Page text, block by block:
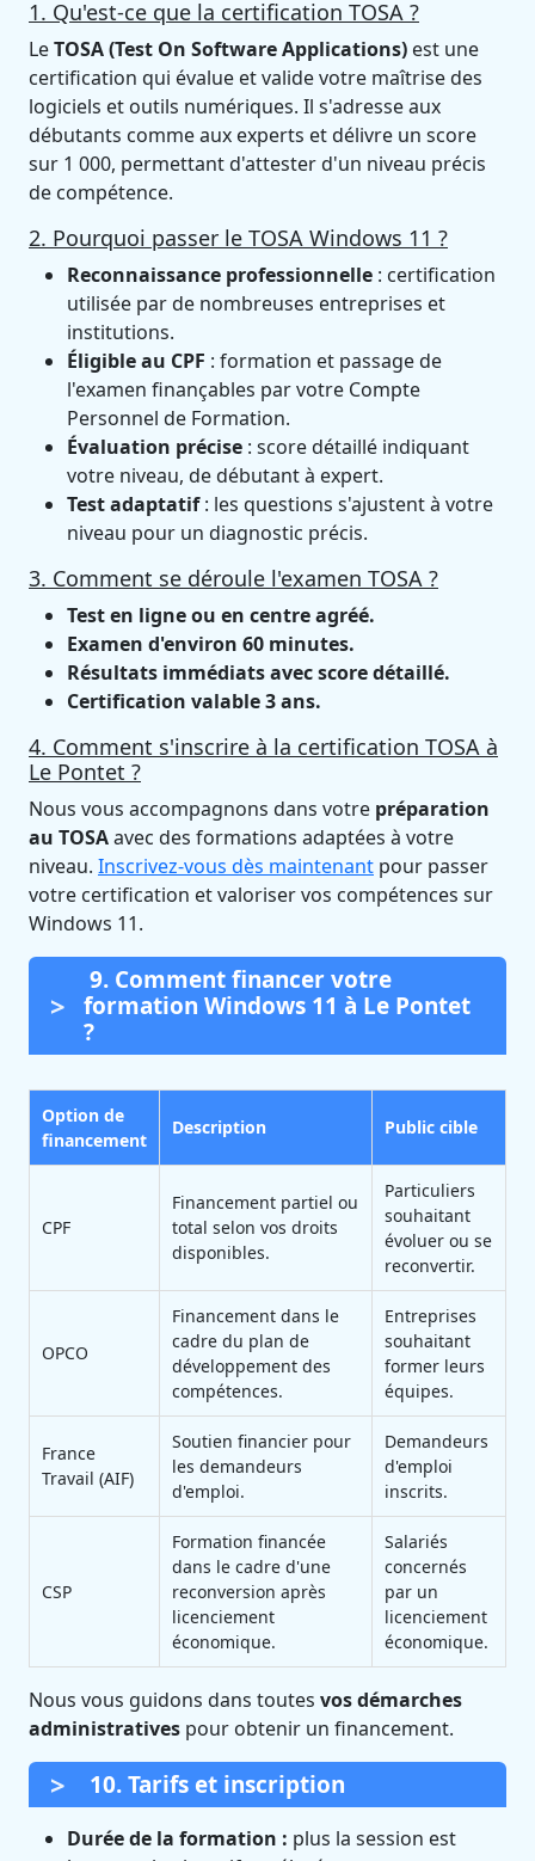
1. Qu'est-ce que la certification TOSA ?
LeTOSA (Test On Software Applications) est une
certification qui évalue et valide votre maîtrise des
logiciels et outils numériques. Il s'adresse aux
débutants comme aux experts et délivre un score
sur 1 000, permettant d'attester d'un niveau précis
de compétence.
2. Pourquoi passer le TOSA Windows 11 ?
Reconnaissance professionnelle : certification
utilisée par de nombreuses entreprises et
institutions.
Éligible au CPF : formation et passage de
l'examen finançables par votre Compte
Personnel de Formation.
Évaluation précise : score détaillé indiquant
votre niveau, de débutant à expert.
Test adaptatif: les questions s'ajustent à votre
niveau pour un diagnostic précis.
3. Comment se déroule l'examen TOSA ?
Test en ligne ou en centre agréé.
Examen d'environ 60 minutes.
Résultats immédiats avec score détaillé.
Certification valable 3 ans.
4. Comment s'inscrire à la certification TOSA à
Le Pontet ?
Nous vous accompagnons dans votre préparation
au TOSAavec des formations adaptées à votre
niveau. Inscrivez-vous dès maintenant pour passer
votre certification et valoriser vos compétences sur
Windows 11.
9. Comment financer votre
formation Windows 11 à Le Pontet
?
Option de
financement
Description Public cible
CPF
Financement partiel ou
total selon vos droits
disponibles.
Particuliers
souhaitant
évoluer ou se
reconvertir.
OPCO
Financement dans le
cadre du plan de
développement des
compétences.
Entreprises
souhaitant
former leurs
équipes.
France
Travail (AIF)
Soutien financier pour
les demandeurs
d'emploi.
Demandeurs
d'emploi
inscrits.
CSP
Formation financée
dans le cadre d'une
reconversion après
licenciement
économique.
Salariés
concernés
par un
licenciement
économique.
Nous vous guidons dans toutes vos démarches
administratives pour obtenir un financement.
10. Tarifs et inscription
Durée de la formation : plus la session est